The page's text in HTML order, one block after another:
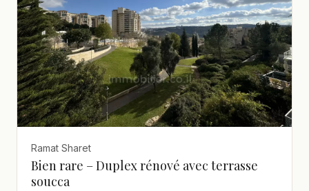
Ramat Sharet
Bien rare – Duplex rénové avec terrasse
soucca